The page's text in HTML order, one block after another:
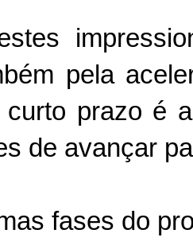
pela
curto prazo é
de avançar
fases do